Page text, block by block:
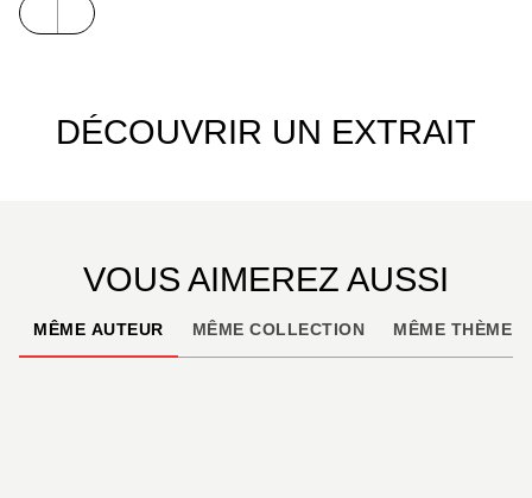
Et toutes les infos pour des week-ends
• D’autres expériences outdoor
• Des suggestions d’autres balades alentour
DÉCOUVRIR UN EXTRAIT
VOUS AIMEREZ AUSSI
MÊME AUTEUR MÊME COLLECTION MÊME THÈME